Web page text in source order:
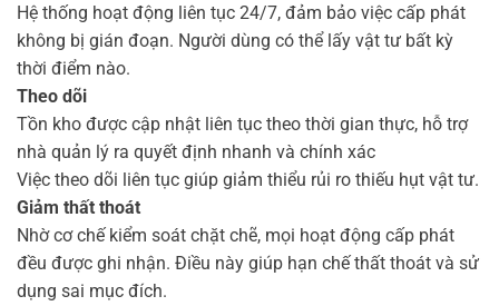
Hệ thống hoạt động liên tục 24/7, đảm bảo việc cấp phát
không bị gián đoạn. Người dùng có thể lấy vật tư bất kỳ
thời điểm nào.
Theo dõi
Tồn kho được cập nhật liên tục theo thời gian thực, hỗ trợ
nhà quản lý ra quyết định nhanh và chính xác
Việc theo dõi liên tục giúp giảm thiểu rủi ro thiếu hụt vật tư.
Giảm thất thoát
Nhờ cơ chế kiểm soát chặt chẽ, mọi hoạt động cấp phát
đều được ghi nhận. Điều này giúp hạn chế thất thoát và sử
dụng sai mục đích.